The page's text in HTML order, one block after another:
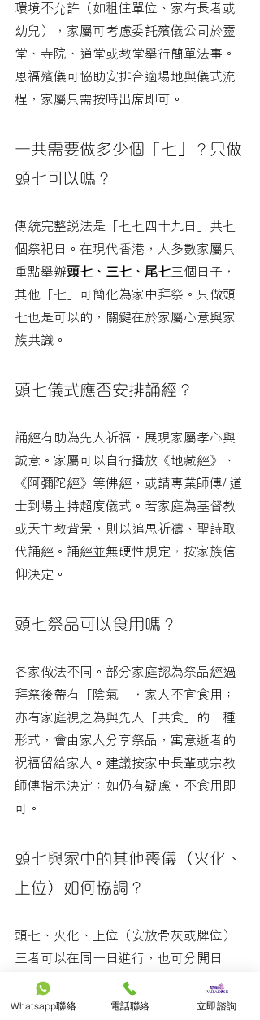
環境不允許（如租住單位、家有長者或
幼兒），家屬可考慮委託殯儀公司於靈
堂、寺院、道堂或教堂舉行簡單法事。
恩福殯儀可協助安排合適場地與儀式流
程，家屬只需按時出席即可。
一共需要做多少個「七」？只做
頭七可以嗎？
傳統完整說法是「七七四十九日」共七
個祭祀日。在現代香港，大多數家屬只
重點舉辦頭七、三七、尾七三個日子，
其他「七」可簡化為家中拜祭。只做頭
七也是可以的，關鍵在於家屬心意與家
族共識。
頭七儀式應否安排誦經？
誦經有助為先人祈福，展現家屬孝心與
誠意。家屬可以自行播放《地藏經》、
《阿彌陀經》等佛經，或請專業師傅/ 道
士到場主持超度儀式。若家庭為基督教
或天主教背景，則以追思祈禱、聖詩取
代誦經。誦經並無硬性規定，按家族信
仰決定。
頭七祭品可以食用嗎？
各家做法不同。部分家庭認為祭品經過
拜祭後帶有「陰氣」，家人不宜食用；
亦有家庭視之為與先人「共食」的一種
形式，會由家人分享祭品，寓意逝者的
祝福留給家人。建議按家中長輩或宗教
師傅指示決定；如仍有疑慮，不食用即
可。
頭七與家中的其他喪儀（火化、
上位）如何協調？
頭七、火化、上位（安放骨灰或牌位）
三者可以在同一日進行，也可分開日
期。若同日進行，時間表較緊湊，建議
由持牌殯儀公司統籌流程，避免家屬奔
Whatsapp聯絡 電話聯絡 立即諮詢